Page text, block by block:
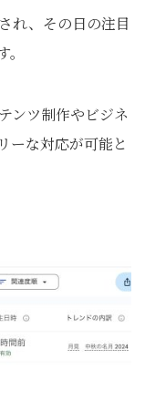
れ、その日の注目
ンツ制作やビジネ
ーな対応が可能と